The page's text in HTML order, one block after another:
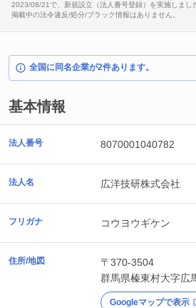
2023/08/21で、新規設立（法人番号登録）を実施しまし
掲載中の法令違反/処分/ブラック情報はありません。
全国に同名企業が2件あります。
基本情報
法人番号 8070001040782
法人名 広洋技研株式会社
フリガナ コウヨウギケン
住所/地図
〒370-3504
群馬県榛東村大字広
Googleマップで表示